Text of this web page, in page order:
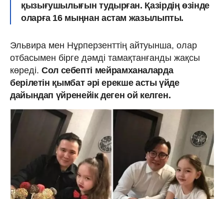
қызығушылығын тудырған. Қазірдің өзінде
оларға 16 мыңнан астам жазылыпты.
Эльвира мен Нұрперзенттің айтуынша, олар
отбасымен бірге дәмді тамақтанғанды жақсы
көреді. Сол себепті мейрамханаларда
берілетін қымбат әрі ерекше асты үйде
дайындап үйренейік деген ой келген.